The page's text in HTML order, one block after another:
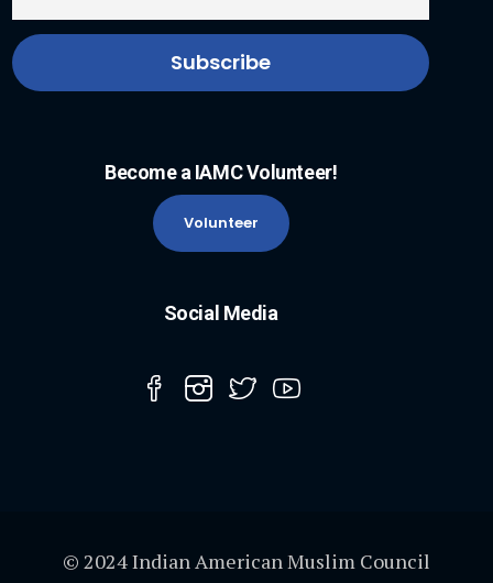
Become a IAMC Volunteer!
Volunteer
Social Media
© 2024 Indian American Muslim Council